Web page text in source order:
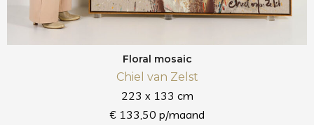
Floral mosaic
Chiel van Zelst
223 x 133 cm
€ 133,50 p/maand